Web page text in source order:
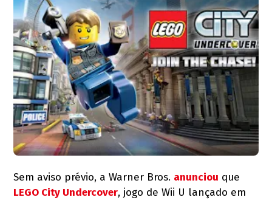
Sem aviso prévio, a Warner Bros. anunciou que
LEGO City Undercover, jogo de Wii U lançado em